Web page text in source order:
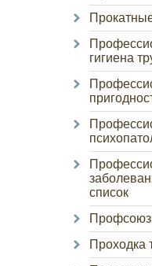
гигиена
список
Проходка